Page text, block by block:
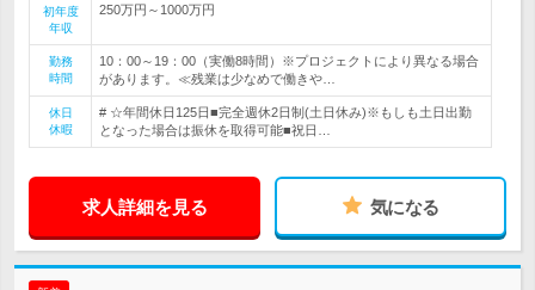
初年度
年収
250万円～1000万円
勤務
時間
10：00～19：00（実働8時間）※プロジェクトにより異なる場合
があります。≪残業は少なめで働きや…
休日
休暇
# ☆年間休日125日■完全週休2日制(土日休み)※もしも土日出勤
となった場合は振休を取得可能■祝日…
求人詳細を見る 気になる